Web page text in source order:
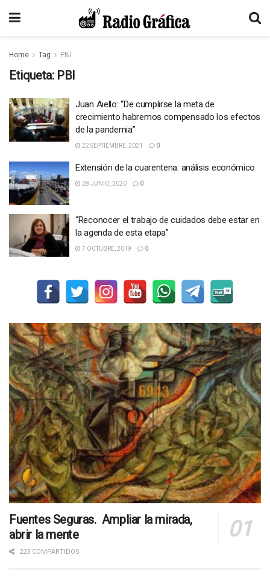
Home Tag PBI
Etiqueta: PBI
Juan Aiello: “De cumplirse la meta de
crecimiento habremos compensado los efectos
de la pandemia”
22 SEPTIEMBRE, 2021 0
Extensión de la cuarentena: análisis económico
28 JUNIO, 2020 0
“Reconocer el trabajo de cuidados debe estar en
la agenda de esta etapa”
7 OCTUBRE, 2019 0
Fuentes Seguras. Ampliar la mirada,
abrir la mente
223 COMPARTIDOS